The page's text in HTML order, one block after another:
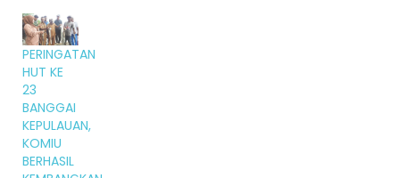
PERINGATAN
HUT KE
23
BANGGAI
KEPULAUAN,
KOMIU
BERHASIL